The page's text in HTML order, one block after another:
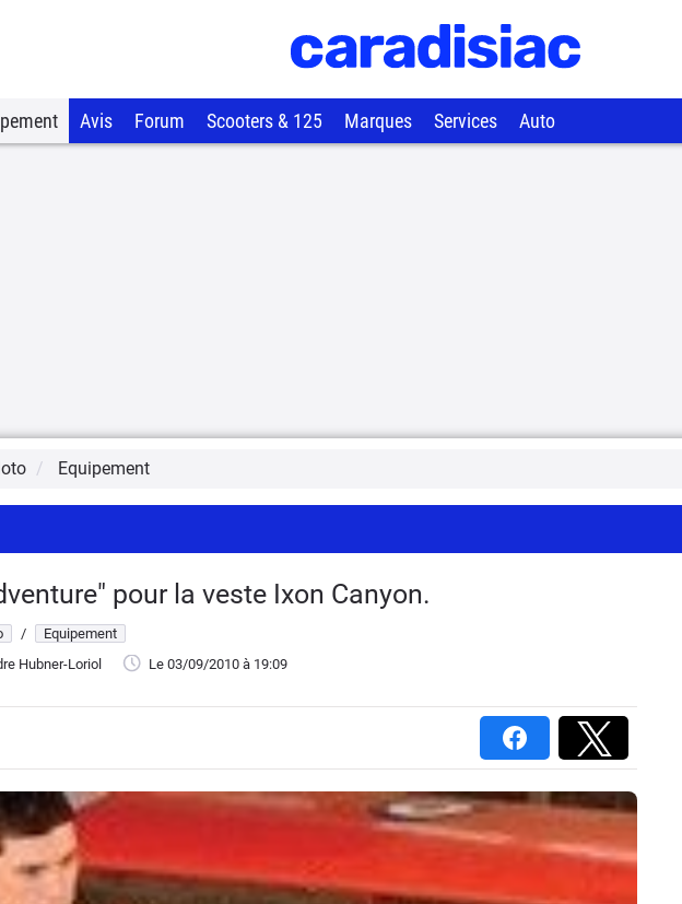
Avis Forum Scooters & 125 Marques Services Auto
Equipement
pour la veste Ixon Canyon.
/
Equipement
Hubner-Loriol
Le 03/09/2010 à 19:09